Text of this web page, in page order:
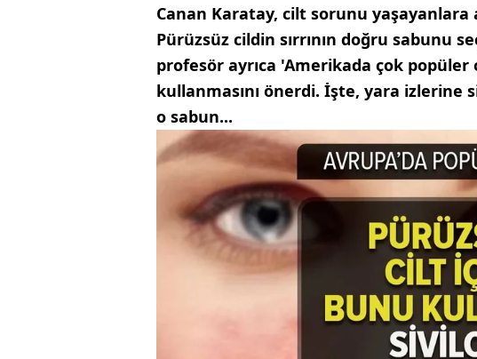
Canan Karatay, cilt sorunu
Pürüzsüz cildin sırrının doğru sabunu
profesör ayrıca 'Amerikada çok
kullanmasını önerdi. İşte, yara
o sabun...